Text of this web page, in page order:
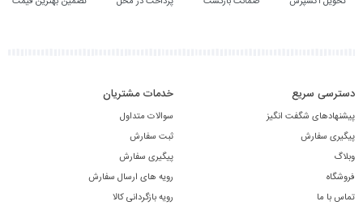
دسترسی سریع
پیشنهادهای شگفت انگیز
پیگیری سفارش
وبلاگ
فروشگاه
تماس با ما
خدمات مشتریان
سوالات متداول
ثبت سفارش
پیگیری سفارش
رویه های ارسال سفارش
رویه بازگردانی کالا